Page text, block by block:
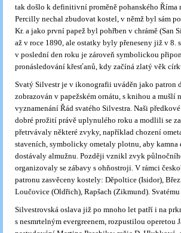
tak došlo k definitivní proměně pohanského Říma
Percilly nechal zbudovat kostel, v němž byl sám
Kr. a jako první papež byl pohřben v chrámě (San
až v roce 1890, ale ostatky byly přeneseny již v 8.
v poslední den roku je zároveň symbolickou
pronásledování křesťanů, kdy začíná zlatý věk
Svatý Silvestr je v ikonografii uváděn jako patron
zobrazován v papežském ornátu, s knihou a mušlí
vyznamenání Řád svatého Silvestra. Naši
dobré prožití právě uplynulého roku a modlili se
přetrvávaly některé zvyky, například chození
staveních, symbolicky ometaly plotnu, aby kamna
dostávaly almužnu. Později vznikl zvyk
organizovaly se zábavy s ohňostroji. V rámci
patronu zasvěceny kostely: Děpoltice (Isidor),
Loučovice (Oldřich), Rapšach (Zikmund).
Silvestrovská oslava již po mnoho let patří i na
s nesmrtelným evergreenem, rozpustilou operetou